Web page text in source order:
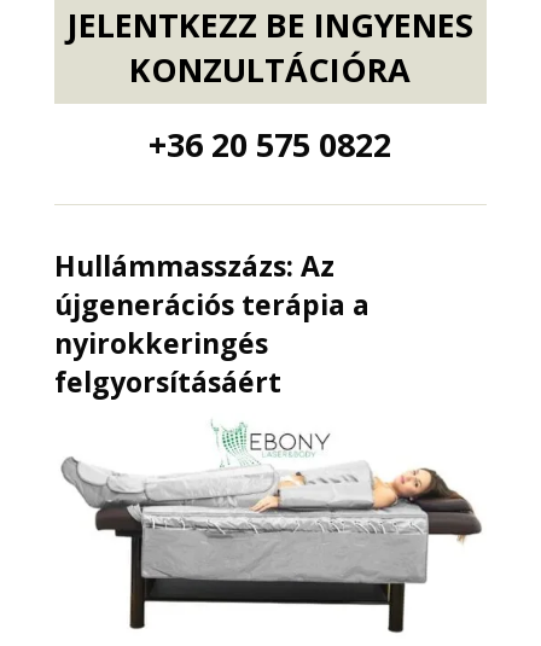
JELENTKEZZ BE INGYENES
KONZULTÁCIÓRA
+36 20 575 0822
Hullámmasszázs: Az
újgenerációs terápia a
nyirokkeringés
felgyorsításáért